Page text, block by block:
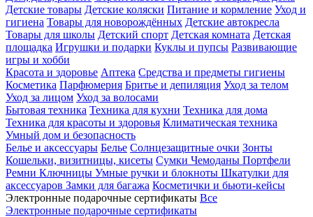
Детские товары Детские коляски Питание и кормление Уход и
гигиена Товары для новорождённых Детские автокресла
Товары для школы Детский спорт Детская комната Детская
площадка Игрушки и подарки Куклы и пупсы Развивающие
игры и хобби
Красота и здоровье Аптека Средства и предметы гигиены
Косметика Парфюмерия Бритье и депиляция Уход за телом
Уход за лицом Уход за волосами
Бытовая техника Техника для кухни Техника для дома
Техника для красоты и здоровья Климатическая техника
Умный дом и безопасность
Белье и аксессуары Белье Солнцезащитные очки Зонты
Кошельки, визитницы, кисеты Сумки Чемоданы Портфели
Ремни Ключницы Умные ручки и блокноты Шкатулки для
аксессуаров Замки для багажа Косметички и бьюти-кейсы
Электронные подарочные сертификаты Все
Электронные подарочные сертификаты